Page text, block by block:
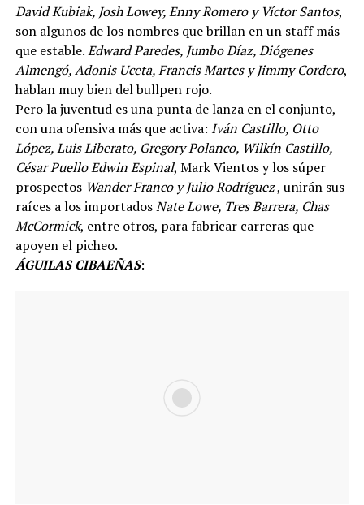
David Kubiak, Josh Lowey, Enny Romero y Víctor Santos,
son algunos de los nombres que brillan en un staff más
que estable.Edward Paredes, Jumbo Díaz, Diógenes
Almengó, Adonis Uceta, Francis Martes y Jimmy Cordero,
hablan muy bien del bullpen rojo.
Pero la juventud es una punta de lanza en el conjunto,
con una ofensiva más que activa: Iván Castillo, Otto
López, Luis Liberato, Gregory Polanco, Wilkín Castillo,
César Puello Edwin Espinal, Mark Vientos y los súper
prospectos Wander Franco y Julio Rodríguez, unirán sus
raíces a los importadosNate Lowe, Tres Barrera, Chas
McCormick, entre otros, para fabricar carreras que
apoyen el picheo.
ÁGUILAS CIBAEÑAS: